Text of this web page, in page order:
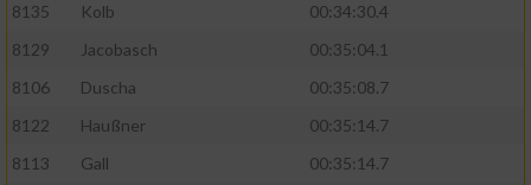
8135
Kolb
00:34:30.4
8129
Jacobasch
00:35:04.1
8106
Duscha
00:35:08.7
8122
Haußner
00:35:14.7
8113
Gall
00:35:14.7